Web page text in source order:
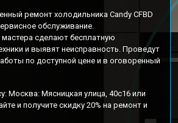
ремонт холодильника Candy CFBD
обслуживание.
сделают бесплатную
и выявят неисправность. Проведут
по доступной цене и в оговоренный
Москва: Мясницкая улица, 40с16 или
и получите скидку 20% на ремонт и